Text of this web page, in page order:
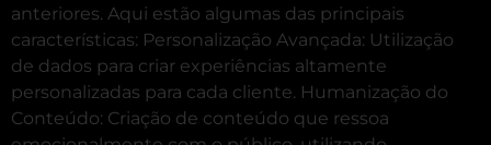
anteriores. Aqui estão algumas das principais
características: Personalização Avançada: Utilização
de dados para criar experiências altamente
personalizadas para cada cliente. Humanização do
Conteúdo: Criação de conteúdo que ressoa